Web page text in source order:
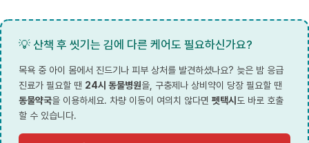
💡 산책 후 씻기는 김에 다른 케어도 필요하신가요?
목욕 중 아이 몸에서 진드기나 피부 상처를 발견하셨나요? 늦은 밤 응급
진료가 필요할 땐 24시 동물병원을, 구충제나 상비약이 당장 필요할 땐
동물약국을 이용하세요. 차량 이동이 여의치 않다면 펫택시도 바로 호출
할 수 있습니다.